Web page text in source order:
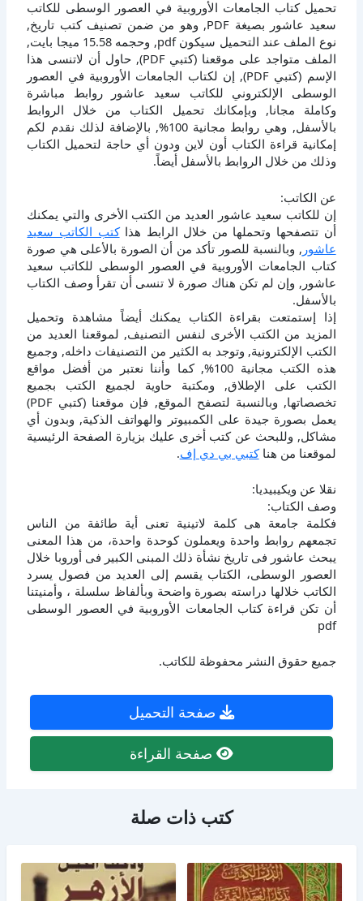
تحميل كتاب الجامعات الأوروبية في العصور الوسطى للكاتب
سعيد عاشور بصيغة PDF, وهو من ضمن تصنيف كتب تاريخ,
نوع الملف عند التحميل سيكون pdf, وحجمه 15.58 ميجا بايت,
الملف متواجد على موقعنا (كتبي PDF), حاول أن لاتنسى هذا
الإسم (كتبي PDF), إن لكتاب الجامعات الأوروبية في العصور
الوسطى الإلكتروني للكاتب سعيد عاشور روابط مباشرة
وكاملة مجانا, وبإمكانك تحميل الكتاب من خلال الروابط
بالأسفل, وهي روابط مجانية 100%, بالإضافة لذلك نقدم لكم
إمكانية قراءة الكتاب أون لاين ودون أي حاجة لتحميل الكتاب
وذلك من خلال الروابط بالأسفل أيضاً.
عن الكاتب:
إن للكاتب سعيد عاشور العديد من الكتب الأخرى والتي يمكنك
أن تتصفحها وتحملها من خلال الرابط هذاكتب الكاتب سعيد
عاشور , وبالنسبة للصور تأكد من أن الصورة بالأعلى هي صورة
كتاب الجامعات الأوروبية في العصور الوسطى للكاتب سعيد
عاشور, وإن لم تكن هناك صورة لا تنسى أن تقرأ وصف الكتاب
بالأسفل.
إذا إستمتعت بقراءة الكتاب يمكنك أيضاً مشاهدة وتحميل
المزيد من الكتب الأخرى لنفس التصنيف, لموقعنا العديد من
الكتب الإلكترونية, وتوجد به الكثير من التصنيفات داخله, وجميع
هذه الكتب مجانية 100%, كما وأننا نعتبر من أفضل مواقع
الكتب على الإطلاق, ومكتبة حاوية لجميع الكتب بجميع
تخصصاتها, وبالنسبة لتصفح الموقع, فإن موقعنا (كتبي PDF)
يعمل بصورة جيدة على الكمبيوتر والهواتف الذكية, وبدون أي
مشاكل, وللبحث عن كتب أخرى عليك بزيارة الصفحة الرئيسية
لموقعنا من هناكتبي بي دي إف.
نقلا عن ويكيبيديا:
وصف الكتاب:
فكلمة جامعة هى كلمة لاتينية تعنى أية طائفة من الناس
تجمعهم روابط واحدة ويعملون كوحدة واحدة، من هذا المعنى
يبحث عاشور فى تاريخ نشأة ذلك المبنى الكبير فى أوروبا خلال
العصور الوسطى، الكتاب يقسم إلى العديد من فصول يسرد
الكاتب خلالها دراسته بصورة واضحة وبألفاظ سلسلة ، وأمنيتنا
أن تكن قراءة كتاب الجامعات الأوروبية في العصور الوسطى
pdf
جميع حقوق النشر محفوظة للكاتب.
صفحة التحميل
صفحة القراءة
كتب ذات صلة